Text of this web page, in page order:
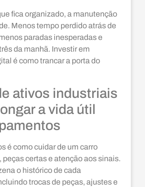
fica organizado, a manutenção
Menos tempo perdido atrás de
paradas inesperadas e
da manhã. Investir em
é como trancar a porta do
ativos industriais
a vida útil
é como cuidar de um carro
certas e atenção aos sinais.
o histórico de cada
trocas de peças, ajustes e